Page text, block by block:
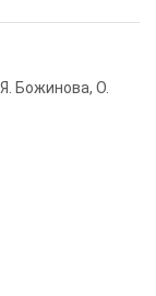
Я. Божинова, О.